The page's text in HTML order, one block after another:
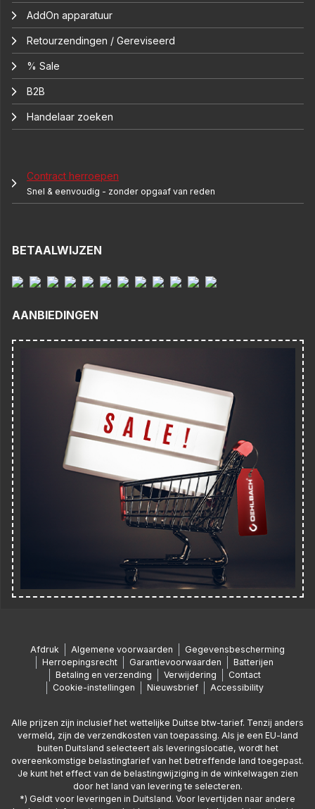
AddOn apparatuur
Retourzendingen / Gereviseerd
% Sale
B2B
Handelaar zoeken
Contract herroepen
Snel & eenvoudig - zonder opgaaf van reden
BETAALWIJZEN
AANBIEDINGEN
Afdruk Algemene voorwaarden
Gegevensbescherming
Herroepingsrecht
Garantievoorwaarden
Batterijen
Betaling en verzending
Verwijdering
Contact
Cookie-instellingen
Nieuwsbrief Accessibility
Alle prijzen zijn inclusief het wettelijke Duitse btw-tarief. Tenzij anders
vermeld, zijn de verzendkosten van toepassing. Als je een EU-land
buiten Duitsland selecteert als leveringslocatie, wordt het
overeenkomstige belastingtarief van het betreffende land toegepast.
Je kunt het effect van de belastingwijziging in de winkelwagen zien
door het land van levering te selecteren.
*) Geldt voor leveringen in Duitsland. Voor levertijden naar andere